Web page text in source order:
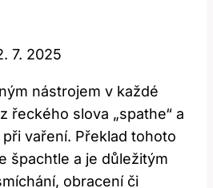
7. 2025
nástrojem v každé
řeckého slova „spathe“ a
vaření. Překlad tohoto
špachtle a je důležitým
obracení či